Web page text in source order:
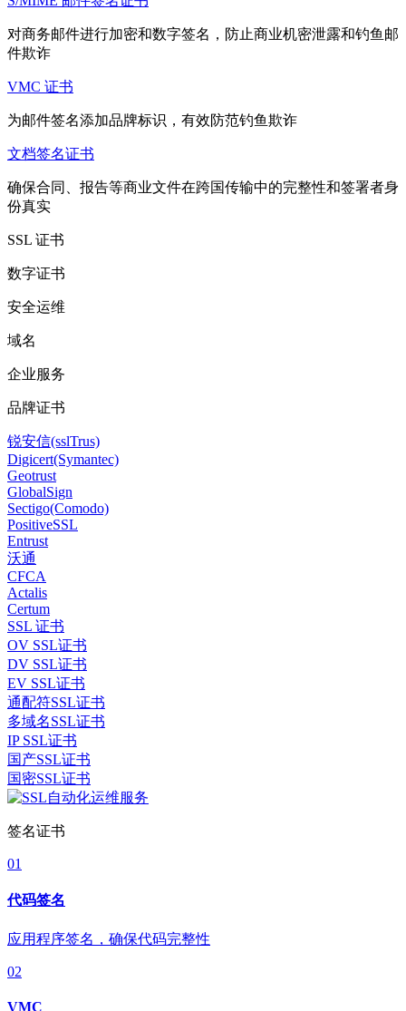
对商务邮件进行加密和数字签名，防止商业机密泄露和钓鱼邮
件欺诈
VMC 证书
为邮件签名添加品牌标识，有效防范钓鱼欺诈
文档签名证书
确保合同、报告等商业文件在跨国传输中的完整性和签署者身
份真实
SSL 证书
数字证书
安全运维
域名
企业服务
品牌证书
锐安信(sslTrus)
Digicert(Symantec)
Geotrust
GlobalSign
Sectigo(Comodo)
PositiveSSL
Entrust
沃通
CFCA
Actalis
Certum
SSL 证书
OV SSL证书
DV SSL证书
EV SSL证书
通配符SSL证书
多域名SSL证书
IP SSL证书
国产SSL证书
国密SSL证书
签名证书
01
代码签名
应用程序签名，确保代码完整性
02
VMC